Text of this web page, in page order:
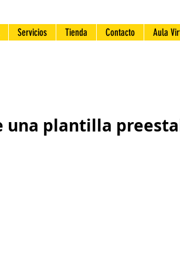
Servicios Tienda Contacto Aula
una plantilla